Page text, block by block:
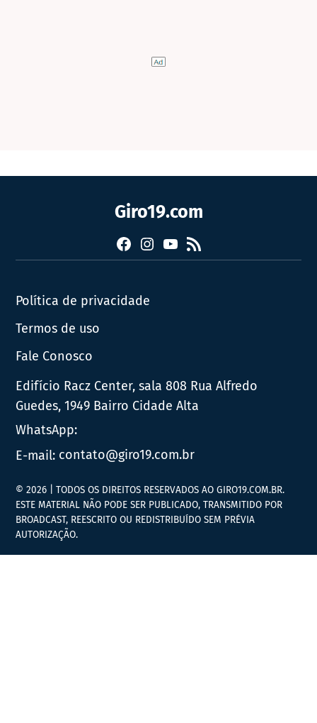
Giro19.com
FacebookInstagram
YouTube
RSS
Política de privacidade
Termos de uso
Fale Conosco
Edifício Racz Center, sala 808 Rua Alfredo
Guedes, 1949 Bairro Cidade Alta
WhatsApp:
E-mail: contato@giro19.com.br
© 2026 | TODOS OS DIREITOS RESERVADOS AO GIRO19.COM.BR.
ESTE MATERIAL NÃO PODE SER PUBLICADO, TRANSMITIDO POR
BROADCAST, REESCRITO OU REDISTRIBUÍDO SEM PRÉVIA
AUTORIZAÇÃO.